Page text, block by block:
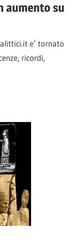
aumento su
e’ tornato
ricordi,